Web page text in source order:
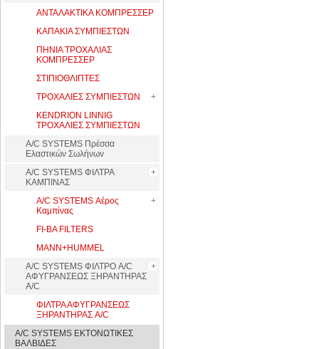
ΑΝΤΑΛΑΚΤΙΚΑ ΚΟΜΠΡΕΣΣΕΡ
ΚΑΠΑΚΙΑ ΣΥΜΠΙΕΣΤΩΝ
ΠΗΝΙΑ ΤΡΟΧΑΛΙΑΣ
ΚΟΜΠΡΕΣΣΕΡ
ΣΤΙΠΙΟΘΛΙΠΤΕΣ
ΤΡΟΧΑΛΙΕΣ ΣΥΜΠΙΕΣΤΩΝ
KENDRION LINNIG
ΤΡΟΧΑΛΙΕΣ ΣΥΜΠΙΕΣΤΩΝ
A/C SYSTEMS Πρέσσα
Ελαστικών Σωλήνων
A/C SYSTEMS ΦΙΛΤΡΑ
ΚΑΜΠΙΝΑΣ
A/C SYSTEMS Αέρος
Καμπίνας
FI-BA FILTERS
MANN+HUMMEL
A/C SYSTEMS ΦΙΛΤΡΟ A/C
ΑΦΥΓΡΑΝΣΕΩΣ ΞΗΡΑΝΤΗΡΑΣ
A/C
ΦΙΛΤΡΑ ΑΦΥΓΡΑΝΣΕΩΣ
ΞΗΡΑΝΤΗΡΑΣ A/C
A/C SYSTEMS ΕΚΤΟΝΩΤΙΚΕΣ
ΒΑΛΒΙΔΕΣ